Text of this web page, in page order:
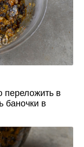
переложить в
баночки в